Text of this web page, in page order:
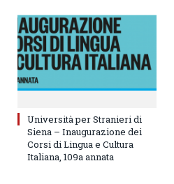
Università per Stranieri di
Siena – Inaugurazione dei
Corsi di Lingua e Cultura
Italiana, 109a annata